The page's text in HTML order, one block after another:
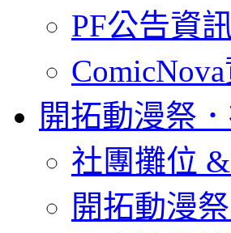
PF公告資
開拓動漫祭
社團攤位
開拓動漫